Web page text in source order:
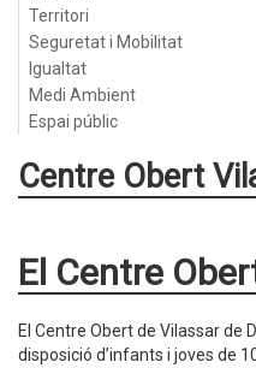
Territori
Seguretat i Mobilitat
Igualtat
Medi Ambient
Espai públic
Centre Obert
El Centre
El Centre Obert de Vilassar de
disposició d’infants i joves de